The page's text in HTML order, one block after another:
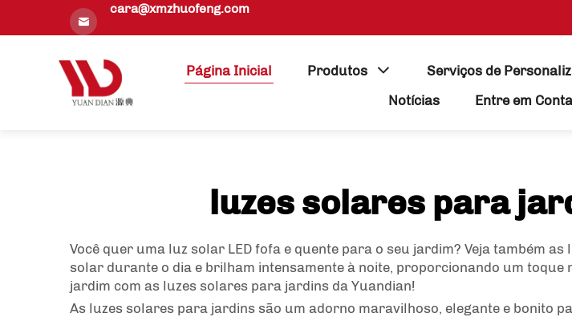
cara@xmzhuofeng.com
Página Inicial Produtos Serviços de
Notícias
Entre em
luzes solares para
Você quer uma luz solar LED fofa e quente para o seu jardim? Veja também
solar durante o dia e brilham intensamente à noite, proporcionando um
jardim com as luzes solares para jardins da Yuandian!
As luzes solares para jardins são um adorno maravilhoso, elegante e bonito